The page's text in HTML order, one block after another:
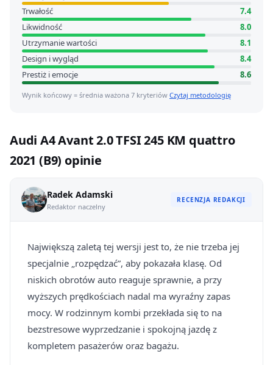
Trwałość
7.4
Likwidność
8.0
Utrzymanie wartości
8.1
Design i wygląd
8.4
Prestiż i emocje
8.6
Wynik końcowy = średnia ważona 7 kryteriów Czytaj metodologię
Audi A4 Avant 2.0 TFSI 245 KM quattro
2021 (B9) opinie
Radek Adamski
Redaktor naczelny
RECENZJA REDAKCJI
Największą zaletą tej wersji jest to, że nie trzeba jej
specjalnie „rozpędzać”, aby pokazała klasę. Od
niskich obrotów auto reaguje sprawnie, a przy
wyższych prędkościach nadal ma wyraźny zapas
mocy. W rodzinnym kombi przekłada się to na
bezstresowe wyprzedzanie i spokojną jazdę z
kompletem pasażerów oraz bagażu.